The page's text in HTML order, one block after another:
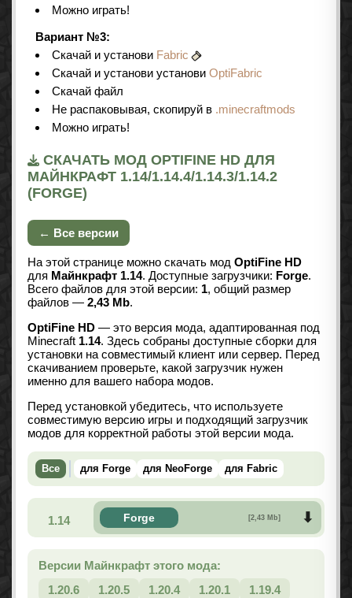
Можно играть!
Вариант №3:
Скачай и установи Fabric
Скачай и установи установи OptiFabric
Скачай файл
Не распаковывая, скопируй в .minecraftmods
Можно играть!
СКАЧАТЬ МОД OPTIFINE HD ДЛЯ
МАЙНКРАФТ 1.14/1.14.4/1.14.3/1.14.2
(FORGE)
← Все версии
На этой странице можно скачать мод OptiFine HD
для Майнкрафт 1.14. Доступные загрузчики: Forge.
Всего файлов для этой версии: 1, общий размер
файлов — 2,43 Mb.
OptiFine HD — это версия мода, адаптированная под
Minecraft 1.14. Здесь собраны доступные сборки для
установки на совместимый клиент или сервер. Перед
скачиванием проверьте, какой загрузчик нужен
именно для вашего набора модов.
Перед установкой убедитесь, что используете
совместимую версию игры и подходящий загрузчик
модов для корректной работы этой версии мода.
Все для Forge для NeoForge для Fabric
1.14 Forge [2,43 Mb]
Версии Майнкрафт этого мода:
1.20.6
1.20.5 1.20.4 1.20.1
1.19.4